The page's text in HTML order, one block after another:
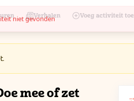
Verhalen Voeg activiteit toe
mee of zet